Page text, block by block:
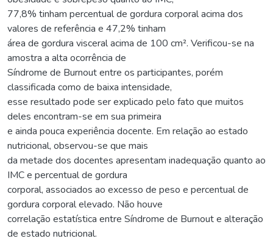
77,8% tinham percentual de gordura corporal acima dos
valores de referência e 47,2% tinham
área de gordura visceral acima de 100 cm². Verificou-se na
amostra a alta ocorrência de
Síndrome de Burnout entre os participantes, porém
classificada como de baixa intensidade,
esse resultado pode ser explicado pelo fato que muitos
deles encontram-se em sua primeira
e ainda pouca experiência docente. Em relação ao estado
nutricional, observou-se que mais
da metade dos docentes apresentam inadequação quanto ao
IMC e percentual de gordura
corporal, associados ao excesso de peso e percentual de
gordura corporal elevado. Não houve
correlação estatística entre Síndrome de Burnout e alteração
de estado nutricional.